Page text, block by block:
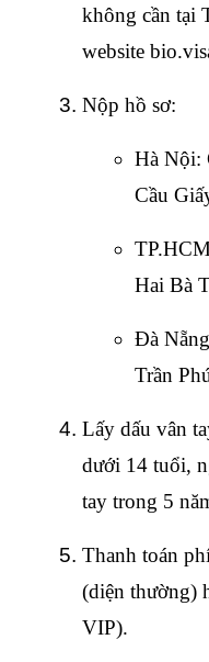
không cần tại
website
Nộp hồ sơ:
Hà Nội:
Cầu
Hai Bà
Đà
Trần
Lấy dấu vân
dưới 14 tuổi,
tay trong 5
Thanh toán
(diện thường)
VIP).